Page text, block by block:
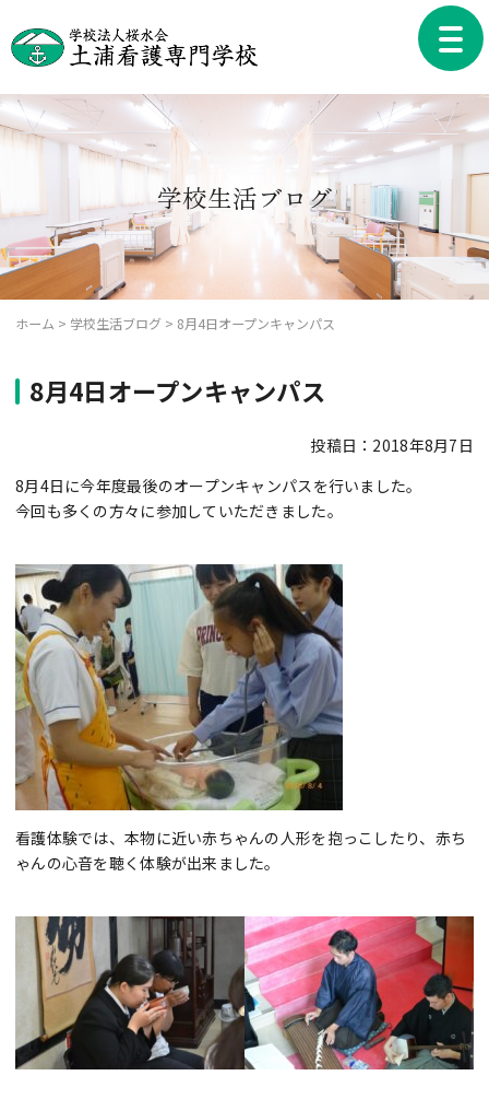
content
toggle
学校生活ブログ
ホーム > 学校生活ブログ > 8月4日オープンキャンパス
8月4日オープンキャンパス
投稿日：2018年8月7日
8月4日に今年度最後のオープンキャンパスを行いました。
今回も多くの方々に参加していただきました。
看護体験では、本物に近い赤ちゃんの人形を抱っこしたり、赤ち
ゃんの心音を聴く体験が出来ました。